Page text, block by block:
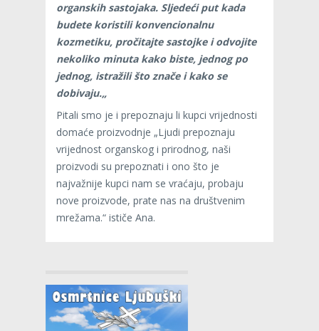
organskih sastojaka. Sljedeći put kada
budete koristili konvencionalnu
kozmetiku, pročitajte sastojke i odvojite
nekoliko minuta kako biste, jednog po
jednog, istražili što znače i kako se
dobivaju.„
Pitali smo je i prepoznaju li kupci vrijednosti
domaće proizvodnje „Ljudi prepoznaju
vrijednost organskog i prirodnog, naši
proizvodi su prepoznati i ono što je
najvažnije kupci nam se vraćaju, probaju
nove proizvode, prate nas na društvenim
mrežama.“ ističe Ana.